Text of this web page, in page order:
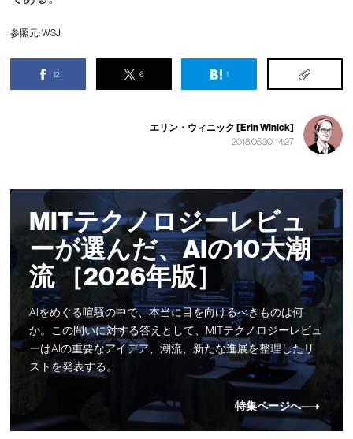
参照元:WSJ
12 6 1
エリン・ウィニック [Erin Winick]
2018.05.30, 14:27
MITテクノロジーレビュ
ーが選んだ、AIの10大潮
流 ［2026年版］
AIをめぐる喧騒の中で、本当に目を向けるべきものは何
か。この問いに対する答えとして、MITテクノロジーレビュ
ーはAIの重要なアイデア、潮流、新たな進展を整理したリ
ストを発表する。
特集ページへ